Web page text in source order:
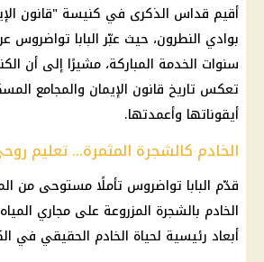
أقيم قداس الذكرى في كنيسة "قانون
بوادي النطرون، حيث عبّر البابا تواضروس
سنوات الخدمة المباركة، مشيرًا إلى أن
تعكس تاريخ قانون الإيمان والمجامع
أيقوناتها وأعمدتها.
الخادم كالشجرة المثمرة… تعليم
قدّم البابا تواضروس تأملًا مستوحى من
الخادم بالشجرة المزروعة على مجاري
أبعاد رئيسية لحياة الخادم الحقيقي في